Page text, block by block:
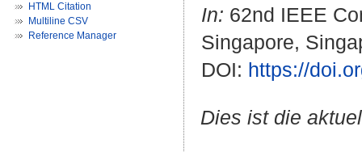
HTML Citation
Multiline CSV
Reference Manager
In: 62nd IEEE
Singapore,
DOI: https://
Dies ist die